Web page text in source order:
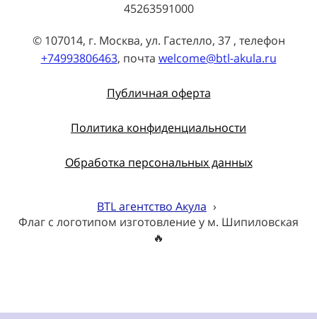
45263591000
© 107014, г. Москва, ул. Гастелло, 37 , телефон
+74993806463, почта welcome@btl-akula.ru
Публичная оферта
Политика конфиденциальности
Обработка персональных данных
BTL агентство Акула ›
Флаг с логотипом изготовление у м. Шипиловская
🔥